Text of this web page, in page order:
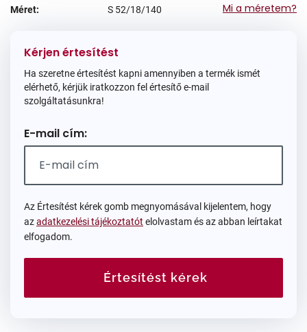
Méret: S 52/18/140 Mi a méretem?
Kérjen értesítést
Ha szeretne értesítést kapni amennyiben a termék ismét
elérhető, kérjük iratkozzon fel értesítő e-mail
szolgáltatásunkra!
E-mail cím:
Az Értesítést kérek gomb megnyomásával kijelentem, hogy
azadatkezelési tájékoztatót elolvastam és az abban leírtakat
elfogadom.
Értesítést kérek